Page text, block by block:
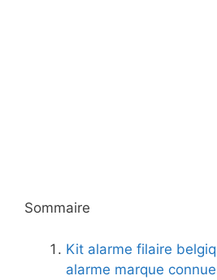
Sommaire
Kit alarme filaire
alarme marque connue